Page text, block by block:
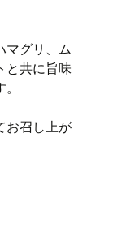
マグリ、ム
と共に旨味
お召し上が